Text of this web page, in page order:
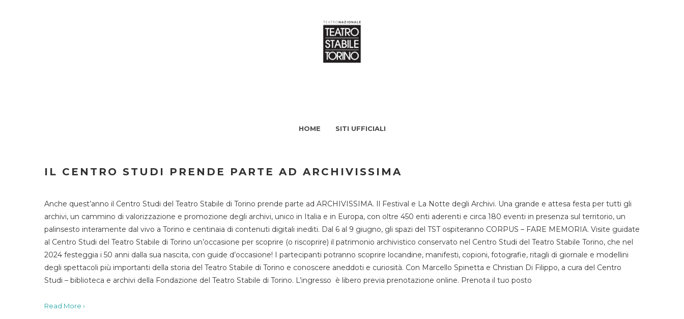
HOME SITI UFFICIALI
IL CENTRO STUDI PRENDE PARTE AD ARCHIVISSIMA
Anche quest’anno il Centro Studi del Teatro Stabile di Torino prende parte ad ARCHIVISSIMA. Il Festival e La Notte degli Archivi. Una grande e attesa festa per tutti gli
archivi, un cammino di valorizzazione e promozione degli archivi, unico in Italia e in Europa, con oltre 450 enti aderenti e circa 180 eventi in presenza sul territorio, un
palinsesto interamente dal vivo a Torino e centinaia di contenuti digitali inediti. Dal 6 al 9 giugno, gli spazi del TST ospiteranno CORPUS – FARE MEMORIA. Visite guidate
al Centro Studi del Teatro Stabile di Torino un’occasione per scoprire (o riscoprire) il patrimonio archivistico conservato nel Centro Studi del Teatro Stabile Torino, che nel
2024 festeggia i 50 anni dalla sua nascita, con guide d’occasione! I partecipanti potranno scoprire locandine, manifesti, copioni, fotografie, ritagli di giornale e modellini
degli spettacoli più importanti della storia del Teatro Stabile di Torino e conoscere aneddoti e curiosità. Con Marcello Spinetta e Christian Di Filippo, a cura del Centro
Studi – biblioteca e archivi della Fondazione del Teatro Stabile di Torino. L’ingresso è libero previa prenotazione online. Prenota il tuo posto
Read More ›